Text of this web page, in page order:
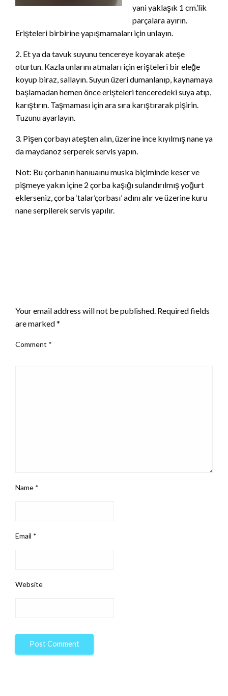
yani yaklaşık 1 cm.’lik
parçalara ayırın.
Erişteleri birbirine yapışmamaları için unlayın.
2. Et ya da tavuk suyunu tencereye koyarak ateşe
oturtun. Kazla unlarını atmaları için erişteleri bir eleğe
koyup biraz, sallayın. Suyun üzeri dumanlanıp, kaynamaya
başlamadan hemen önce erişteleri tenceredeki suya atıp,
karıştırın. Taşmaması için ara sıra karıştırarak pişirin.
Tuzunu ayarlayın.
3. Pişen çorbayı ateşten alın, üzerine ince kıyılmış nane ya
da maydanoz serperek servis yapın.
Not: Bu çorbanın hanıuaınu muska biçiminde keser ve
pişmeye yakın içine 2 çorba kaşığı sulandırılmış yoğurt
eklerseniz, çorba ‘talar’çorbası’ adını alır ve üzerine kuru
nane serpilerek servis yapılır.
Your email address will not be published. Required fields
are marked*
Comment *
Name *
Email *
Website